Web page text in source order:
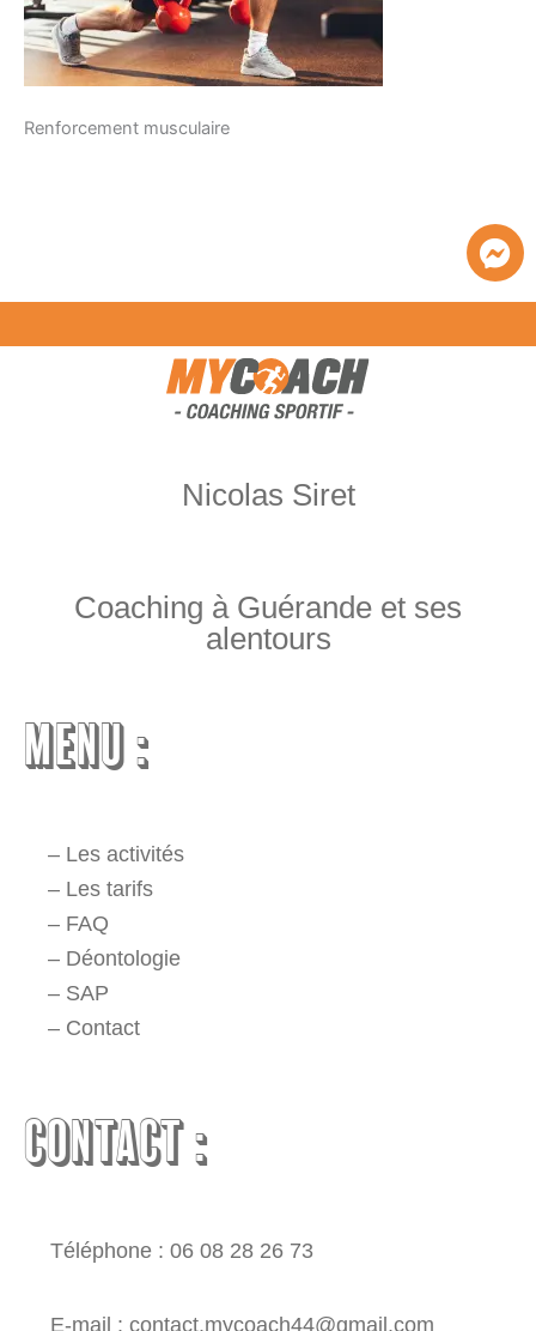
Renforcement musculaire
Nicolas Siret
Coaching à Guérande et ses
alentours
MENU :
– Les activités
– Les tarifs
– FAQ
– Déontologie
– SAP
– Contact
CONTACT :
Téléphone : 06 08 28 26 73
E-mail : contact.mycoach44@gmail.com